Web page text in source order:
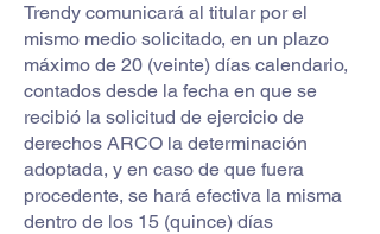
Trendy comunicará al titular por el
mismo medio solicitado, en un plazo
máximo de 20 (veinte) días calendario,
contados desde la fecha en que se
recibió la solicitud de ejercicio de
derechos ARCO la determinación
adoptada, y en caso de que fuera
procedente, se hará efectiva la misma
dentro de los 15 (quince) días